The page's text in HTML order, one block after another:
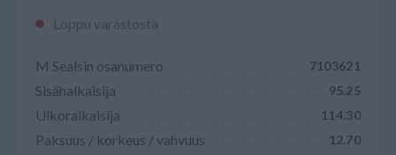
Loppu varastosta
M Sealsin osanumero 7103621
Sisähalkaisija 95.25
Ulkoralkaisija 114.30
Paksuus / korkeus / vahvuus 12.70